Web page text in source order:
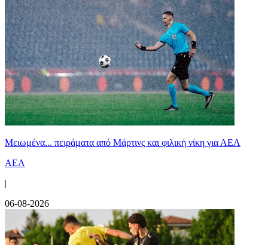
Μειωμένα... πειράματα από Μάρτινς και φιλική νίκη για ΑΕΛ
ΑΕΛ
|
06-08-2026